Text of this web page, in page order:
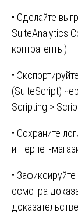
• Сделайте
SuiteAnalytics
контрагенты).
•
(SuiteScript)
Scripting >
• Сохраните
интернет-
•
осмотра